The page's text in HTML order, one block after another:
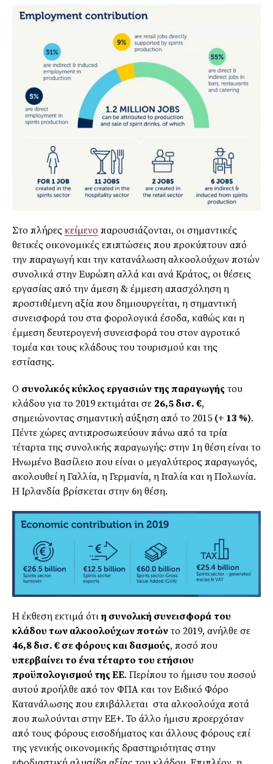
Στο πλήρες κείμενο παρουσιάζονται, οι σημαντικές
θετικές οικονομικές επιπτώσεις που προκύπτουν από
την παραγωγή και την κατανάλωση αλκοολούχων ποτών
συνολικά στην Ευρώπη αλλά και ανά Κράτος, οι θέσεις
εργασίας από την άμεση & έμμεση απασχόληση η
προστιθέμενη αξία που δημιουργείται, η σημαντική
συνεισφορά του στα φορολογικά έσοδα, καθώς και η
έμμεση δευτερογενή συνεισφορά του στον αγροτικό
τομέα και τους κλάδους του τουρισμού και της
εστίασης.
Ο συνολικός κύκλος εργασιών της παραγωγής του
κλάδου για το 2019 εκτιμάται σε 26,5 δισ. €,
σημειώνοντας σημαντική αύξηση από το 2015 (+ 13 %).
Πέντε χώρες αντιπροσωπεύουν πάνω από τα τρία
τέταρτα της συνολικής παραγωγής: στην 1η θέση είναι το
Ηνωμένο Βασίλειο που είναι ο μεγαλύτερος παραγωγός,
ακολουθεί η Γαλλία, η Γερμανία, η Ιταλία και η Πολωνία.
Η Ιρλανδία βρίσκεται στην 6η θέση.
Η έκθεση εκτιμά ότιη συνολική συνεισφορά του
κλάδου των αλκοολούχων ποτών το 2019, ανήλθε σε
46,8 δισ. € σε φόρους και δασμούς, ποσό που
υπερβαίνει το ένα τέταρτο του ετήσιου
προϋπολογισμού της ΕΕ. Περίπου το ήμισυ του ποσού
αυτού προήλθε από τον ΦΠΑ και τον Ειδικό Φόρο
Κατανάλωσης που επιβάλλεται στα αλκοολούχα ποτά
που πωλούνται στην ΕΕ+. Το άλλο ήμισυ προερχόταν
από τους φόρους εισοδήματος και άλλους φόρους επί
της γενικής οικονομικής δραστηριότητας στην